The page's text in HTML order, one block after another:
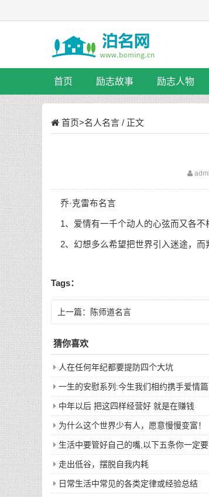
首页 励志故事 励志人物
首页>名人名言 / 正文
乔·克雷布名言
1、爱情有一千个动人的心弦而又各
2、幻想多么希望把世界引入迷途，
Tags：
上一篇： 陈师道名言
猜你喜欢
人在任何年纪都要提防四个大坑
一生的安慰系列:今生我们相约携手爱情
中年以后 把这四样经营好 就是在赚钱
为什么这个世界少有人，愿意慢慢变富！
生活中要管好自己的嘴,以下五条你一定
走出低谷，摆脱自我内耗
日常生活中常见的各类定律或经验总结